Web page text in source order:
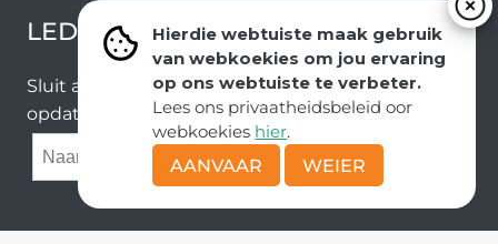
Hierdie webtuiste maak gebruik
van webkoekies om jou ervaring
op ons webtuiste te verbeter.
Lees ons privaatheidsbeleid oor
webkoekies hier.
AANVAAR
WEIER
LEDEVOORDELE NUUSBRIEF
Sluit aan by ons e-poslys om die nuutste nuus en
opdaterings van ons span te ontvang.